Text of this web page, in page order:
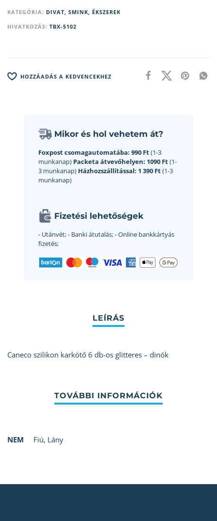
KATEGÓRIA: DIVAT, SMINK, ÉKSZEREK
HIVATKOZÁS: TBX-5102
HOZZÁADÁS A KEDVENCEKHEZ
Mikor és hol vehetem át?
Foxpost csomagautomatába: 990 Ft(1-3
munkanap) Packeta átvevőhelyen: 1090 Ft(1-
3 munkanap) Házhozszállítással: 1 390 Ft(1-3
munkanap)
Fizetési lehetőségek
- Utánvét;- Banki átutalás;- Online bankkártyás
fizetés;
Caneco szilikon karkötő 6 db-os glitteres – dinók
NEM Fiú, Lány